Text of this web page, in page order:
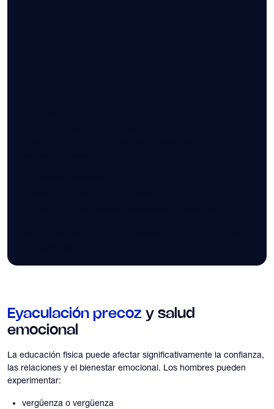
Eyaculación precoz y salud
emocional
La educación física puede afectar significativamente la confianza,
las relaciones y el bienestar emocional. Los hombres pueden
experimentar:
vergüenza o vergüenza